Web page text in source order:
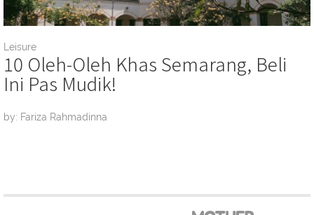
Leisure
10 Oleh-Oleh Khas Semarang, Beli
Ini Pas Mudik!
by: Fariza Rahmadinna